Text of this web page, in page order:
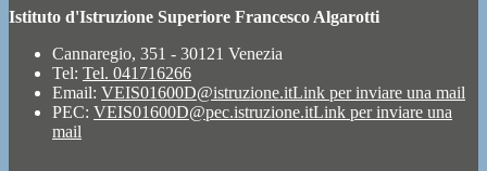
Istituto d'Istruzione Superiore Francesco Algarotti
Cannaregio, 351 - 30121 Venezia
Tel: Tel. 041716266
Email: VEIS01600D@istruzione.itLink per inviare una mail
PEC: VEIS01600D@pec.istruzione.itLink per inviare una
mail